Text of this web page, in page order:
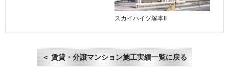
スカイハイツ塚本II
＜ 賃貸・分譲マンション施工実績一覧に戻る